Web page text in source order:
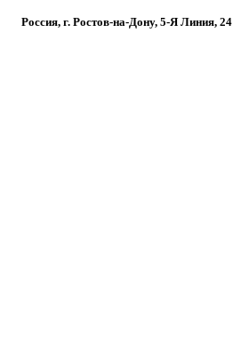
Россия, г. Ростов-на-Дону, 5-Я Линия, 24